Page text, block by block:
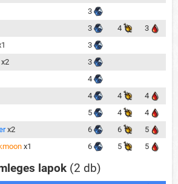
3
3 4
3
3
x2
3
4
4 4
4
5 4
4
x2 6 6
5
x1 6 5 5
lapok (2 db)